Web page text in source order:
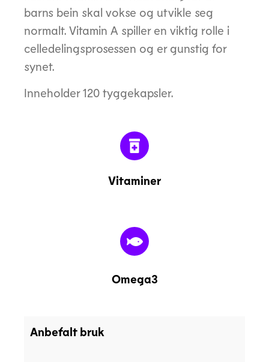
barns bein skal vokse og utvikle seg
normalt. Vitamin A spiller en viktig rolle i
celledelingsprosessen og er gunstig for
synet.
Inneholder 120 tyggekapsler.
Vitaminer
Omega3
Anbefalt bruk